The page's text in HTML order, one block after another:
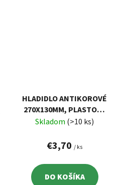
HLADIDLO ANTIKOROVÉ
270X130MM, PLASTOVÁ
RUKOVÄŤ, ZUBY 8X8MM
Skladom (>10 ks)
€3,70 / ks
DO KOŠÍKA